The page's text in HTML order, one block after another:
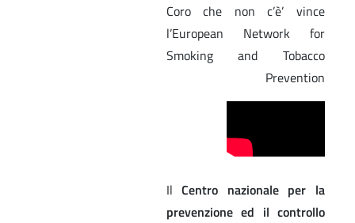
Coro che non c’è’ vince
l’European Network for
Smoking and Tobacco
Prevention
IlCentro nazionale per la
prevenzione ed il controllo